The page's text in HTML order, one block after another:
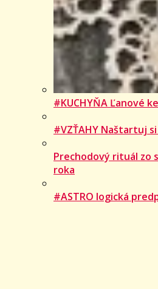
#KUCHYŇA Ľanové
#VZŤAHY Naštartuj
Prechodový rituál zo
roka
#ASTRO logická